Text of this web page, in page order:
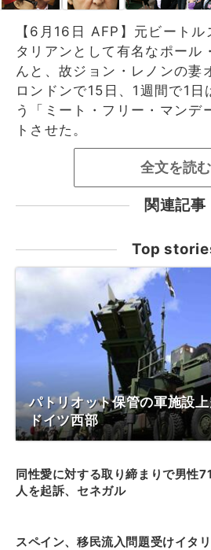
【6月16日 AFP】元ビート
タリアンとして有名なポール
んと、故ジョン・レノンの妻
ロンドンで15日、1週間で1日
う「ミート・フリー・マンデ
トさせた。
全文を読む
関連記事
Top
パトリオット保管の軍施設
ドイツ西部
同性愛に対する取り締まりで男性71
人を起訴、セネガル
スペイン、移民流入問題受けイタリ